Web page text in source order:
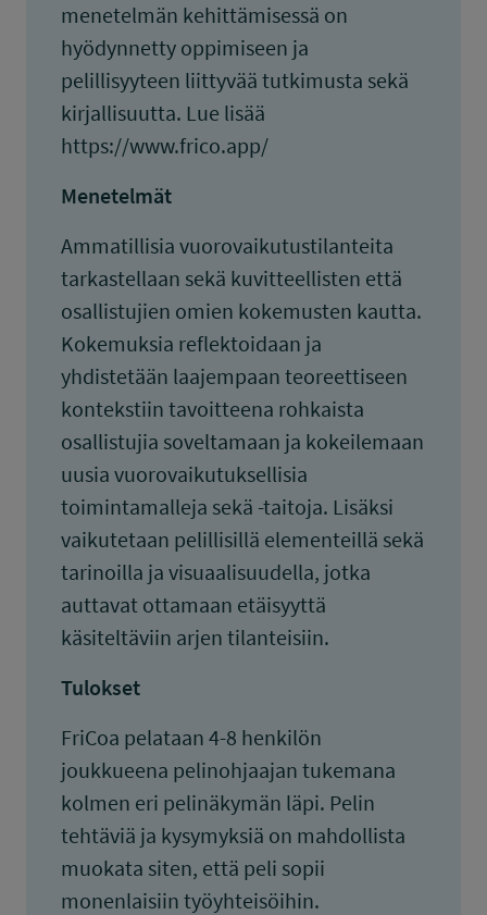
menetelmän kehittämisessä on
hyödynnetty oppimiseen ja
pelillisyyteen liittyvää tutkimusta sekä
kirjallisuutta. Lue lisää
https://www.frico.app/
Menetelmät
Ammatillisia vuorovaikutustilanteita
tarkastellaan sekä kuvitteellisten että
osallistujien omien kokemusten kautta.
Kokemuksia reflektoidaan ja
yhdistetään laajempaan teoreettiseen
kontekstiin tavoitteena rohkaista
osallistujia soveltamaan ja kokeilemaan
uusia vuorovaikutuksellisia
toimintamalleja sekä -taitoja. Lisäksi
vaikutetaan pelillisillä elementeillä sekä
tarinoilla ja visuaalisuudella, jotka
auttavat ottamaan etäisyyttä
käsiteltäviin arjen tilanteisiin.
Tulokset
FriCoa pelataan 4-8 henkilön
joukkueena pelinohjaajan tukemana
kolmen eri pelinäkymän läpi. Pelin
tehtäviä ja kysymyksiä on mahdollista
muokata siten, että peli sopii
monenlaisiin työyhteisöihin.